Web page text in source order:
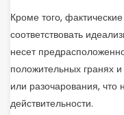
Кроме того,
соответствовать
несет
положительных гранях
или разочарования, что
действительности.